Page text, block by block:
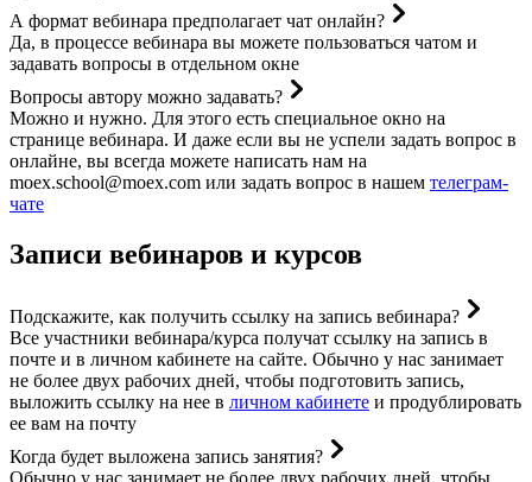
А формат вебинара предполагает чат онлайн?
Да, в процессе вебинара вы можете пользоваться чатом и
задавать вопросы в отдельном окне
Вопросы автору можно задавать?
Можно и нужно. Для этого есть специальное окно на
странице вебинара. И даже если вы не успели задать вопрос в
онлайне, вы всегда можете написать нам на
moex.school@moex.com или задать вопрос в нашем телеграм-
чате
Записи вебинаров и курсов
Подскажите, как получить ссылку на запись вебинара?
Все участники вебинара/курса получат ссылку на запись в
почте и в личном кабинете на сайте. Обычно у нас занимает
не более двух рабочих дней, чтобы подготовить запись,
выложить ссылку на нее в личном кабинете и продублировать
ее вам на почту
Когда будет выложена запись занятия?